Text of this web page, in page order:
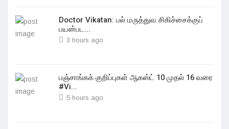
Doctor Vikatan: பல் மருத்துவ சிகிச்சைக்குப்
பயன்பட...
3 hours ago
பஞ்சாங்கக் குறிப்புகள் ஆகஸ்ட் 10 முதல் 16 வரை
#Vi...
5 hours ago